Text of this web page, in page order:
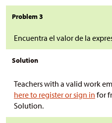
Problem 3
Encuentra el valor de la
Solution
Teachers with a valid work
here to register or sign in for
Solution.